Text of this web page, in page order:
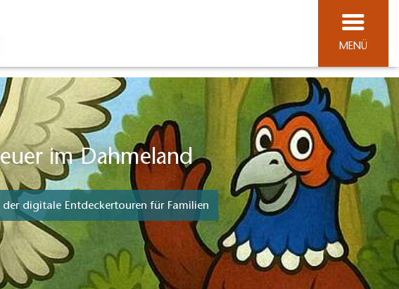
MENÜ
im Dahmeland
der digitale Entdeckertouren für Familien